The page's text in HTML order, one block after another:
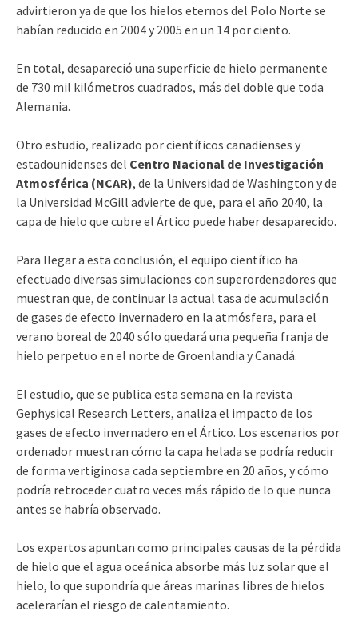
advirtieron ya de que los hielos eternos del Polo Norte se
habían reducido en 2004 y 2005 en un 14 por ciento.
En total, desapareció una superficie de hielo permanente
de 730 mil kilómetros cuadrados, más del doble que toda
Alemania.
Otro estudio, realizado por científicos canadienses y
estadounidenses del Centro Nacional de Investigación
Atmosférica (NCAR), de la Universidad de Washington y de
la Universidad McGill advierte de que, para el año 2040, la
capa de hielo que cubre el Ártico puede haber desaparecido.
Para llegar a esta conclusión, el equipo científico ha
efectuado diversas simulaciones con superordenadores que
muestran que, de continuar la actual tasa de acumulación
de gases de efecto invernadero en la atmósfera, para el
verano boreal de 2040 sólo quedará una pequeña franja de
hielo perpetuo en el norte de Groenlandia y Canadá.
El estudio, que se publica esta semana en la revista
Gephysical Research Letters, analiza el impacto de los
gases de efecto invernadero en el Ártico. Los escenarios por
ordenador muestran cómo la capa helada se podría reducir
de forma vertiginosa cada septiembre en 20 años, y cómo
podría retroceder cuatro veces más rápido de lo que nunca
antes se habría observado.
Los expertos apuntan como principales causas de la pérdida
de hielo que el agua oceánica absorbe más luz solar que el
hielo, lo que supondría que áreas marinas libres de hielos
acelerarían el riesgo de calentamiento.